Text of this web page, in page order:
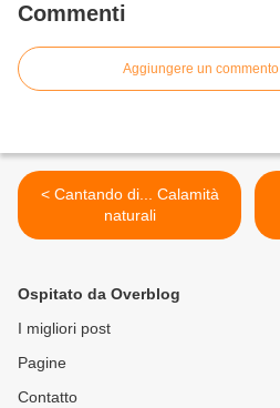
Commenti
Aggiungere un commento
< Cantando di... Calamità
naturali
Ospitato da Overblog
I migliori post
Pagine
Contatto